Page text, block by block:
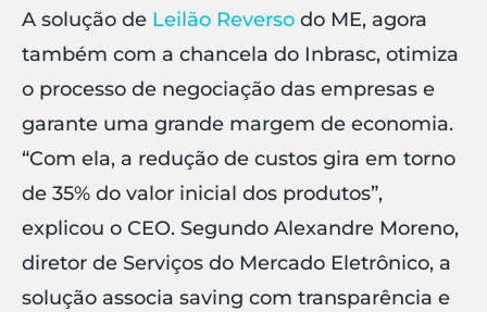
A solução de Leilão Reverso do ME, agora
também com a chancela do Inbrasc, otimiza
o processo de negociação das empresas e
garante uma grande margem de economia.
“Com ela, a redução de custos gira em torno
de 35% do valor inicial dos produtos”,
explicou o CEO. Segundo Alexandre Moreno,
diretor de Serviços do Mercado Eletrônico, a
solução associa saving com transparência e